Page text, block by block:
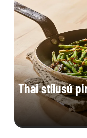
Thai stílusú